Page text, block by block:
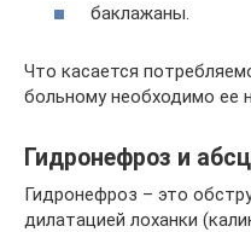
баклажаны.
Что касается
больному необходимо ее
Гидронефроз и
Гидронефроз – это
дилатацией лоханки